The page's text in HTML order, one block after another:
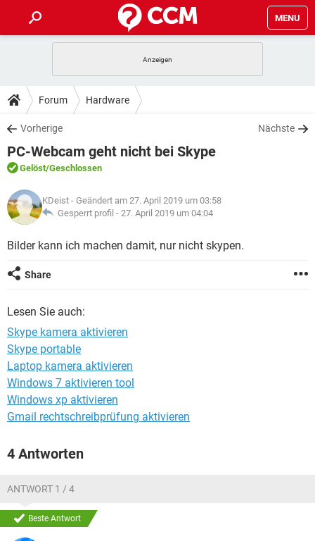
MENU
ANDROID
WINDOWS 10
WHATSAPP TIKTOK
FACEBOOK
TIPPS & TRICKS
SPIELE
WINDOWS 10
WHATSAPP
FACEBOOK HARDWARE
DOWNLOADS
SPIELE STREAMING
ANDROID
WINDOWS 10 INSTAGRAM
WHATSAPP
FACEBOOK HARDWARE
FORUM
SPIELE
ANDROID IOS
LEXIKON
SPIELE
ANDROID IOS
WINDOWS 10
Forum Hardware
Vorherige Nächste
PC-Webcam geht nicht bei Skype
Gelöst/Geschlossen
KDeist - Geändert am 27. April 2019 um 03:58
Gesperrt profil - 27. April 2019 um 04:04
Bilder kann ich machen damit, nur nicht skypen.
Share
Lesen Sie auch:
Skype kamera aktivieren
Skype portable
Laptop kamera aktivieren
Windows 7 aktivieren tool
Windows xp aktivieren
Gmail rechtschreibprüfung aktivieren
4 Antworten
ANTWORT 1 / 4
Beste Antwort